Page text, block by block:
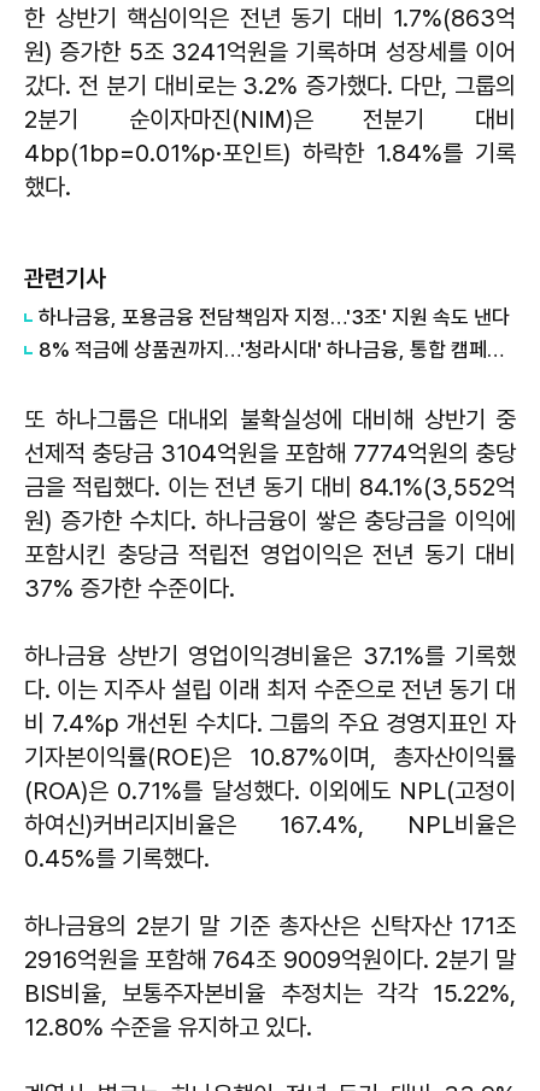
한 상반기 핵심이익은 전년 동기 대비 1.7%(863억
원) 증가한 5조 3241억원을 기록하며 성장세를 이어
갔다. 전 분기 대비로는 3.2% 증가했다. 다만, 그룹의
2분기 순이자마진(NIM)은 전분기 대비
4bp(1bp=0.01%p·포인트) 하락한 1.84%를 기록
했다.
관련기사
하나금융, 포용금융 전담책임자 지정…'3조' 지원 속도 낸다
8% 적금에 상품권까지…'청라시대' 하나금융, 통합 캠페인 실시
또 하나그룹은 대내외 불확실성에 대비해 상반기 중
선제적 충당금 3104억원을 포함해 7774억원의 충당
금을 적립했다. 이는 전년 동기 대비 84.1%(3,552억
원) 증가한 수치다. 하나금융이 쌓은 충당금을 이익에
포함시킨 충당금 적립전 영업이익은 전년 동기 대비
37% 증가한 수준이다.
하나금융 상반기 영업이익경비율은 37.1%를 기록했
다. 이는 지주사 설립 이래 최저 수준으로 전년 동기 대
비 7.4%p 개선된 수치다. 그룹의 주요 경영지표인 자
기자본이익률(ROE)은 10.87%이며, 총자산이익률
(ROA)은 0.71%를 달성했다. 이외에도 NPL(고정이
하여신)커버리지비율은 167.4%, NPL비율은
0.45%를 기록했다.
하나금융의 2분기 말 기준 총자산은 신탁자산 171조
2916억원을 포함해 764조 9009억원이다. 2분기 말
BIS비율, 보통주자본비율 추정치는 각각 15.22%,
12.80% 수준을 유지하고 있다.